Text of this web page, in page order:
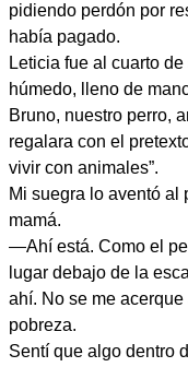
pidiendo perdón por
había pagado.
Leticia fue al cuarto
húmedo, lleno de
Bruno, nuestro perro,
regalara con el
vivir con animales”.
Mi suegra lo aventó al
mamá.
—Ahí está. Como el
lugar debajo de la
ahí. No se me
pobreza.
Sentí que algo dentro